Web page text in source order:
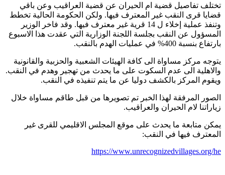
تختلف تفاصيل قضية ام الحيران عن قضية العراقيب وعن باقي
قضايا قرى النقب غير المعترف فيها. ولكن الحكومة الحالية تخطط
وتنفذ عملية إخلاء ل 14 قرية غير معترف فيها. وقد فاخر الوزير
المسؤول عن النقب بجلسة اللجنة الوزارية التي عقدت هذا الاسبوع
بارتفاع بنسبة 400% في عمليات الهدم بالنقب
.
يتوجه مركز مساواة الى كافة الهيئات الشعبية والحزبية والقانونية
والاهلية الى عدم السكوت على ما يحدث من تهجير وهدم في النقب.
ويقوم المركز بالكشف دوليا عن ما يتم تنفيذه في النقب.
الصور المرفقة لهذا الخبر تم تصويرها من قبل طاقم مساواة خلال
زياراتنا لام الحيران والعراقيب.
يمكن متابعة ما يحدث على موقع المجلس الاقليمي للقرى غير
المعترف فيها في النقب:
https://www.unrecognizedvillages.org/he